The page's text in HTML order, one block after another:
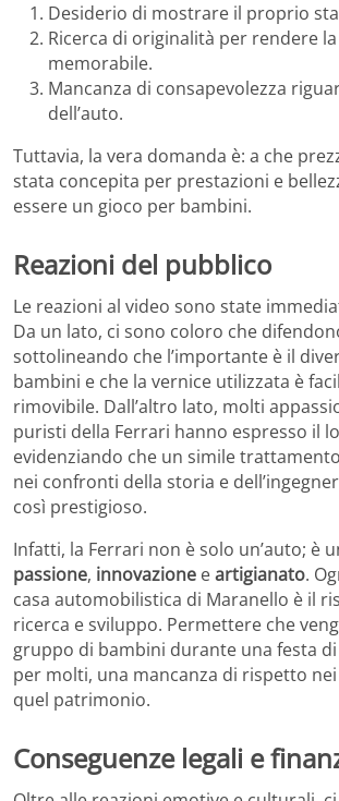
Desiderio di mostrare il proprio
Ricerca di originalità per rendere
memorabile.
Mancanza di consapevolezza
dell’auto.
Tuttavia, la vera domanda è: a che
stata concepita per prestazioni e
essere un gioco per bambini.
Reazioni del pubblico
Le reazioni al video sono state
Da un lato, ci sono coloro che
sottolineando che l’importante è il
bambini e che la vernice utilizzata è
rimovibile. Dall’altro lato, molti
puristi della Ferrari hanno espresso il
evidenziando che un simile
nei confronti della storia e
così prestigioso.
Infatti, la Ferrari non è solo un’auto; è
passione, innovazione eartigianato.
casa automobilistica di Maranello è il
ricerca e sviluppo. Permettere che
gruppo di bambini durante una festa
per molti, una mancanza di rispetto
quel patrimonio.
Conseguenze legali e